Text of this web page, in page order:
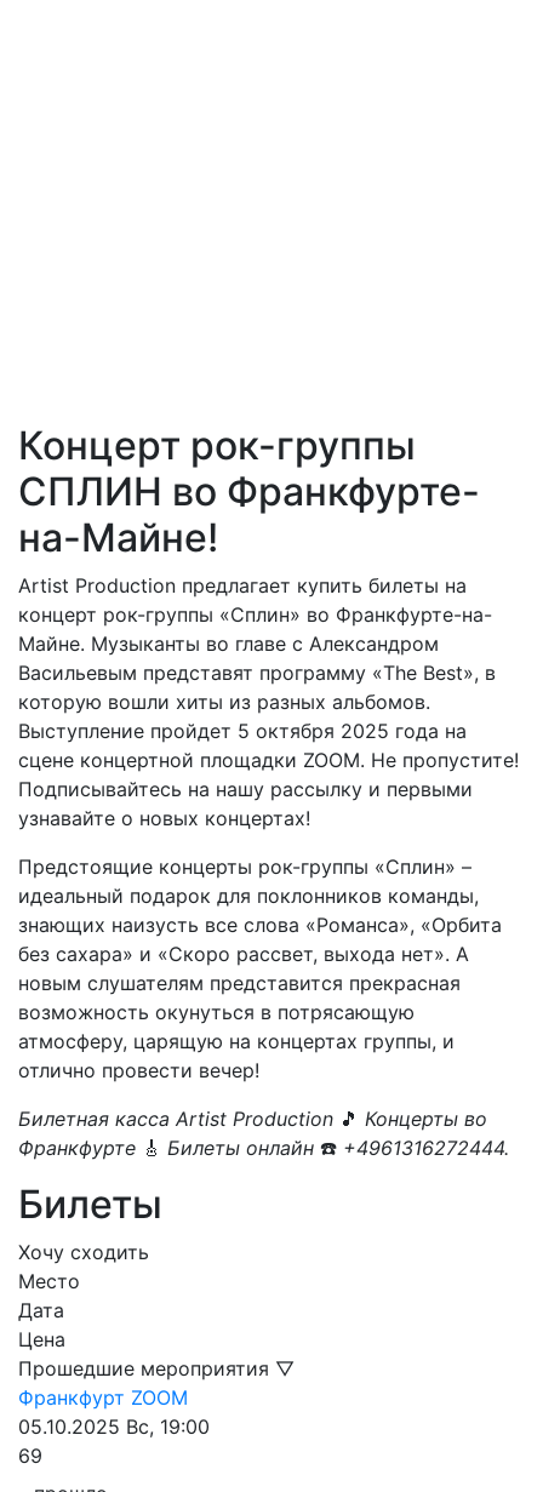
Концерт рок-группы
СПЛИН во Франкфурте-
на-Майне!
Artist Production предлагает купить билеты на
концерт рок-группы «Сплин» во Франкфурте-на-
Майне. Музыканты во главе с Александром
Васильевым представят программу «The Best», в
которую вошли хиты из разных альбомов.
Выступление пройдет 5 октября 2025 года на
сцене концертной площадки ZOOM. Не пропустите!
Подписывайтесь на нашу рассылку и первыми
узнавайте о новых концертах!
Предстоящие концерты рок-группы «Сплин» –
идеальный подарок для поклонников команды,
знающих наизусть все слова «Романса», «Орбита
без сахара» и «Скоро рассвет, выхода нет». А
новым слушателям представится прекрасная
возможность окунуться в потрясающую
атмосферу, царящую на концертах группы, и
отлично провести вечер!
Билетная касса Artist Production 🎵 Концерты во
Франкфурте 🎸 Билеты онлайн ☎️ +4961316272444.
Билеты
Хочу сходить
Место
Дата
Цена
Прошедшие мероприятия ▽
Франкфурт ZOOM
05.10.2025 Вс, 19:00
69